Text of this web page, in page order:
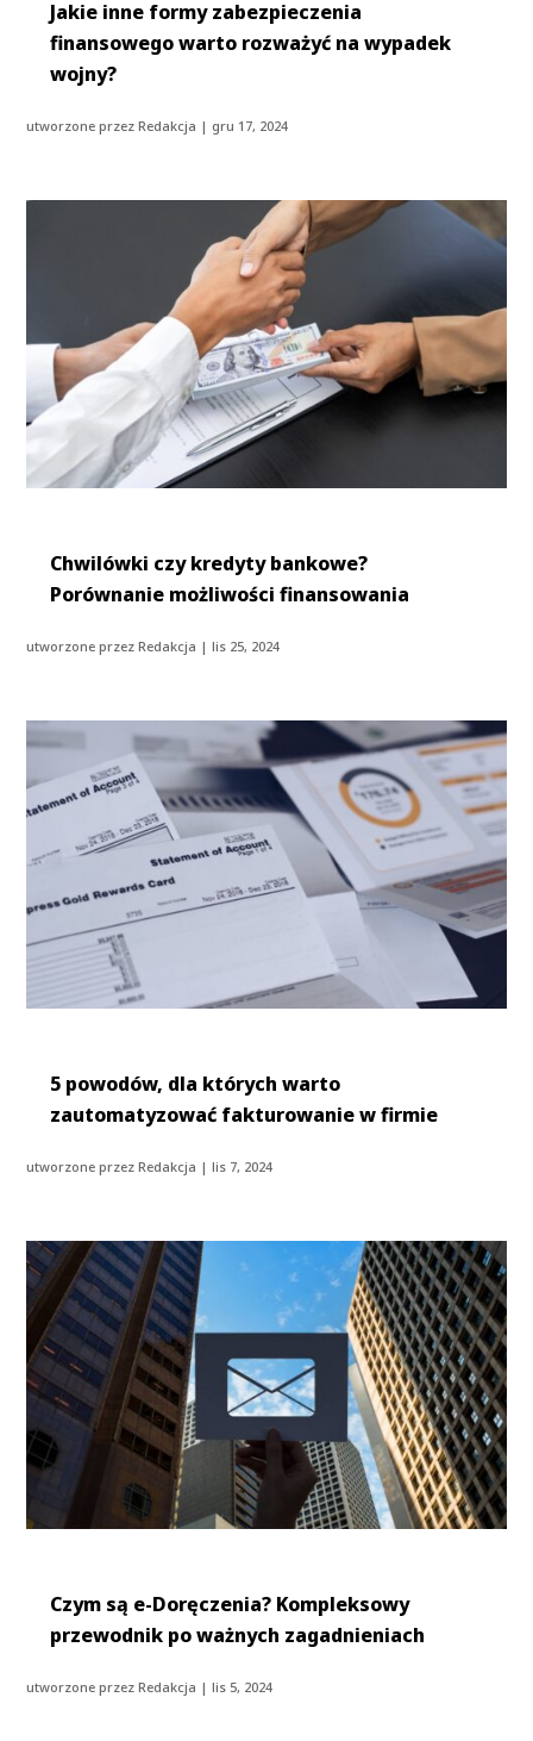
Jakie inne formy zabezpieczenia
finansowego warto rozważyć na wypadek
wojny?
utworzone przezRedakcja | gru 17, 2024
Chwilówki czy kredyty bankowe?
Porównanie możliwości finansowania
utworzone przezRedakcja |lis 25, 2024
5 powodów, dla których warto
zautomatyzować fakturowanie w firmie
utworzone przezRedakcja |lis 7, 2024
Czym są e-Doręczenia? Kompleksowy
przewodnik po ważnych zagadnieniach
utworzone przezRedakcja |lis 5, 2024